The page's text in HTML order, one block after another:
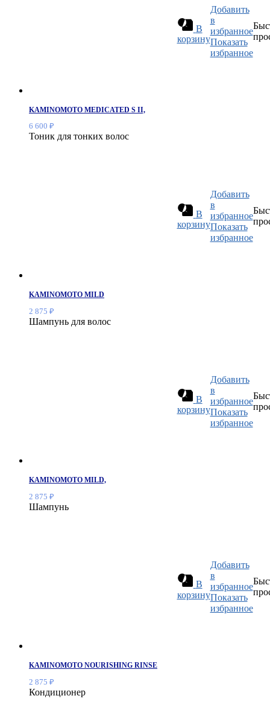
В
корзину
Добавить
в
избранное
Показать
избранное
KAMINOMOTO MEDICATED S II,
6 600 ₽
Тоник для тонких волос
В
корзину
Добавить
в
избранное
Показать
избранное
KAMINOMOTO MILD
2 875 ₽
Шампунь для волос
В
корзину
Добавить
в
избранное
Показать
избранное
KAMINOMOTO MILD,
2 875 ₽
Шампунь
В
корзину
Добавить
в
избранное
Показать
избранное
KAMINOMOTO NOURISHING RINSE
2 875 ₽
Кондиционер